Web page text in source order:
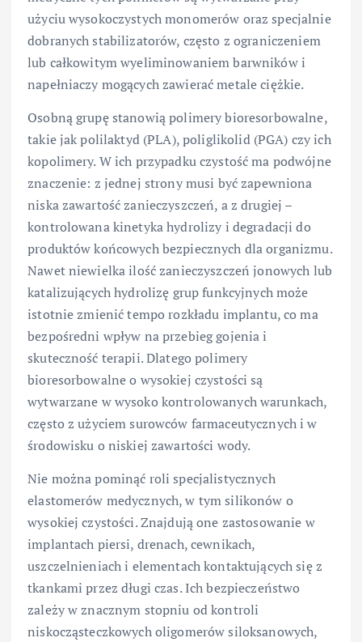
użyciu wysokoczystych monomerów oraz specjalnie
dobranych stabilizatorów, często z ograniczeniem
lub całkowitym wyeliminowaniem barwników i
napełniaczy mogących zawierać metale ciężkie.
Osobną grupę stanowią polimery bioresorbowalne,
takie jak polilaktyd (PLA), poliglikolid (PGA) czy ich
kopolimery. W ich przypadku czystość ma podwójne
znaczenie: z jednej strony musi być zapewniona
niska zawartość zanieczyszczeń, a z drugiej –
kontrolowana kinetyka hydrolizy i degradacji do
produktów końcowych bezpiecznych dla organizmu.
Nawet niewielka ilość zanieczyszczeń jonowych lub
katalizujących hydrolizę grup funkcyjnych może
istotnie zmienić tempo rozkładu implantu, co ma
bezpośredni wpływ na przebieg gojenia i
skuteczność terapii. Dlatego polimery
bioresorbowalne o wysokiej czystości są
wytwarzane w wysoko kontrolowanych warunkach,
często z użyciem surowców farmaceutycznych i w
środowisku o niskiej zawartości wody.
Nie można pominąć roli specjalistycznych
elastomerów medycznych, w tym silikonów o
wysokiej czystości. Znajdują one zastosowanie w
implantach piersi, drenach, cewnikach,
uszczelnieniach i elementach kontaktujących się z
tkankami przez długi czas. Ich bezpieczeństwo
zależy w znacznym stopniu od kontroli
niskocząsteczkowych oligomerów siloksanowych,